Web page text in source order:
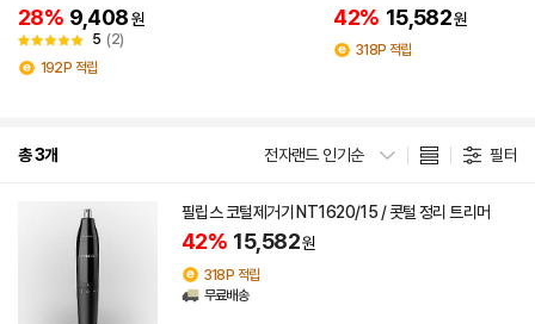
28% 9,408원
5 (2)
192P 적립
42% 15,582원
318P 적립
총 3개 전자랜드 인기순 필터
필립스 코털제거기 NT1620/15 / 콧털 정리 트리머
42% 15,582원
318P 적립
무료배송